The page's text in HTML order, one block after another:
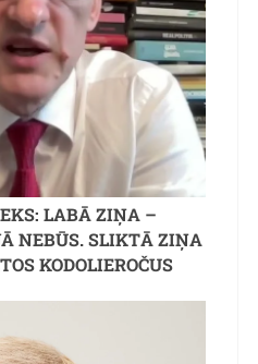
LABĀ ZIŅA –
NEBŪS. SLIKTĀ ZIŅA
KODOLIEROČUS